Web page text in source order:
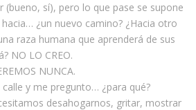
(bueno, sí), pero lo que pase se supone
¿un nuevo camino? ¿Hacia otro
raza humana que aprenderá de sus
NO LO CREO.
NUNCA.
y me pregunto… ¿para qué?
desahogarnos, gritar, mostrar